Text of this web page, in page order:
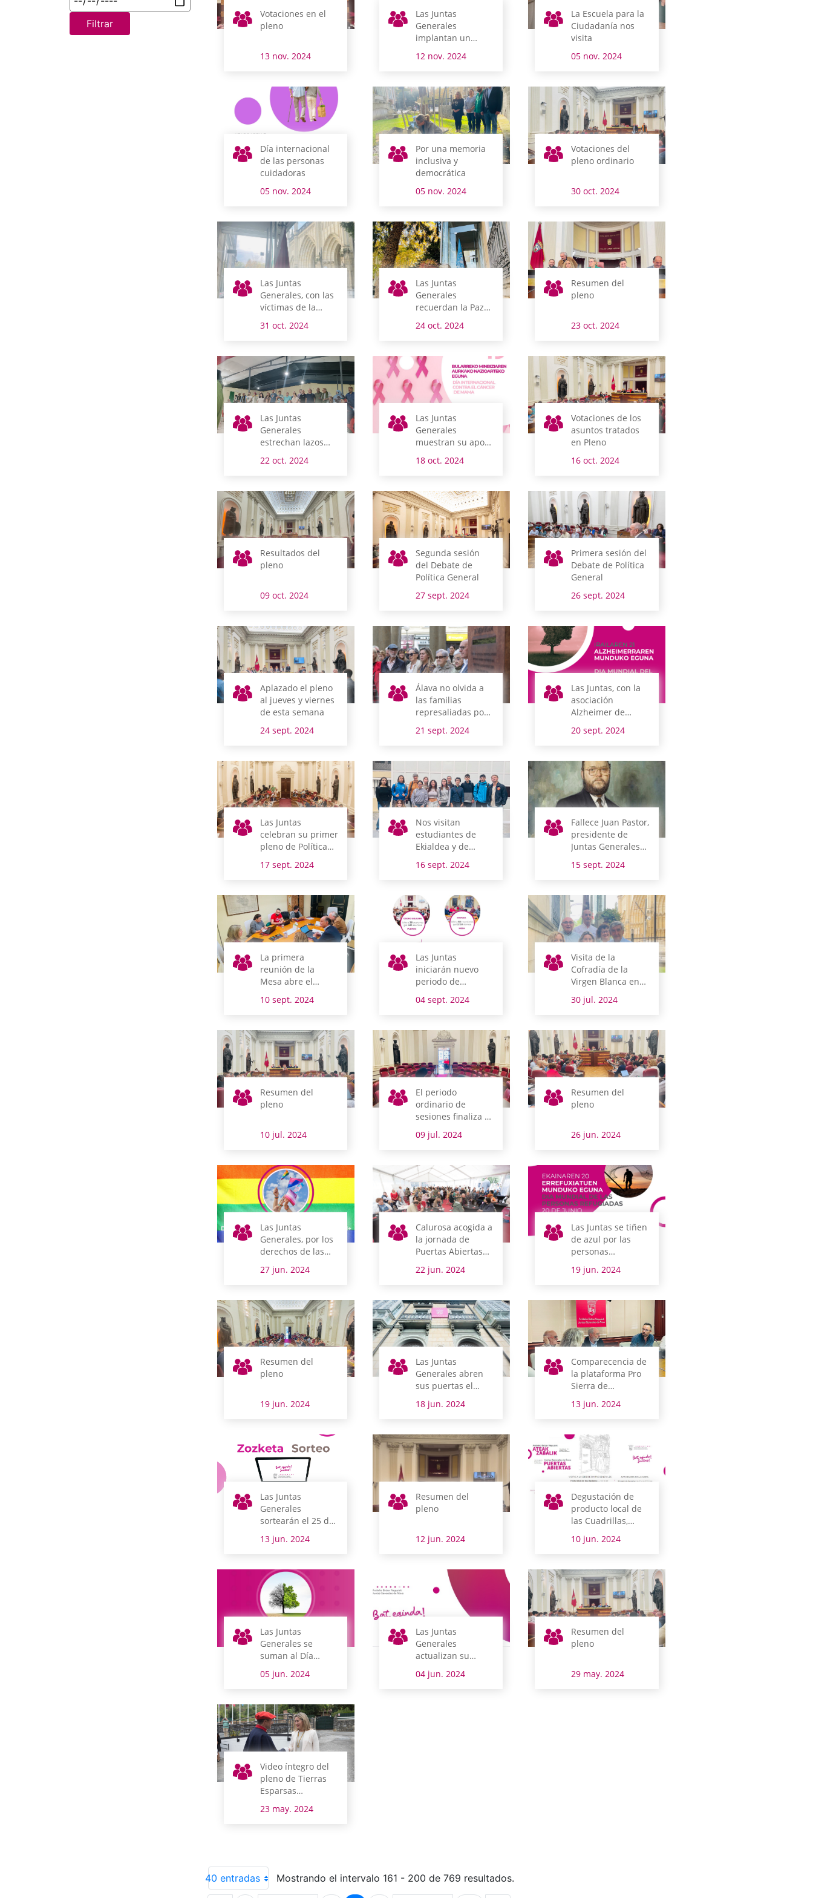
Filtrar
Votaciones en el
pleno
13 nov. 2024
Las Juntas
Generales
implantan un
para prevenir y
acoso
12 nov. 2024
La Escuela para la
Ciudadanía nos
visita
05 nov. 2024
Día internacional
de las personas
cuidadoras
05 nov. 2024
Por una memoria
inclusiva y
democrática
05 nov. 2024
Votaciones del
pleno ordinario
30 oct. 2024
Las Juntas
Generales, con las
víctimas de la
31 oct. 2024
Las Juntas
Generales
recuerdan la Paz
Naciones Unidas
24 oct. 2024
Resumen del
pleno
23 oct. 2024
Las Juntas
Generales
estrechan lazos
saharaui refugiada
22 oct. 2024
Las Juntas
Generales
muestran su apoyo
alavesas afectadas
mama
18 oct. 2024
Votaciones de los
asuntos tratados
en Pleno
16 oct. 2024
Resultados del
pleno
09 oct. 2024
Segunda sesión
del Debate de
Política General
27 sept. 2024
Primera sesión del
Debate de Política
General
26 sept. 2024
Aplazado el pleno
al jueves y viernes
de esta semana
24 sept. 2024
Álava no olvida a
las familias
represaliadas por
21 sept. 2024
Las Juntas, con la
asociación
Alzheimer de
20 sept. 2024
Las Juntas
celebran su primer
pleno de Política
que viene
17 sept. 2024
Nos visitan
estudiantes de
Ekialdea y de
16 sept. 2024
Fallece Juan Pastor,
presidente de
Juntas Generales
15 sept. 2024
La primera
reunión de la
Mesa abre el
sesiones de Juntas
10 sept. 2024
Las Juntas
iniciarán nuevo
periodo de
90% de las
anterior
tramitadas
04 sept. 2024
Visita de la
Cofradía de la
Virgen Blanca en
vísperas de fiestas
de Vitoria-Gasteiz
30 jul. 2024
Resumen del
pleno
10 jul. 2024
El periodo
ordinario de
sesiones finaliza el
próximo 16 de julio
y el nuevo se
septiembre
09 jul. 2024
Resumen del
pleno
26 jun. 2024
Las Juntas
Generales, por los
derechos de las
27 jun. 2024
Calurosa acogida a
la jornada de
Puertas Abiertas
Generales
22 jun. 2024
Las Juntas se tiñen
de azul por las
personas
19 jun. 2024
Resumen del
pleno
19 jun. 2024
Las Juntas
Generales abren
sus puertas el
sábado con
imagen renovada,
degustación de
pintxos elaborados
con productos
alaveses
18 jun. 2024
Comparecencia de
la plataforma Pro
Sierra de
Cantabria
13 jun. 2024
Las Juntas
Generales
sortearán el 25 de
junio los equipos
informáticos que
gratuita
13 jun. 2024
Resumen del
pleno
12 jun. 2024
Degustación de
producto local de
las Cuadrillas,
música e historia
se dan la mano en
de la Jornada de
Puertas Abiertas
del parlamento
alavés
10 jun. 2024
Las Juntas
Generales se
suman al Día
Mundial del Medio
Ambiente
05 jun. 2024
Las Juntas
Generales
actualizan su
imagen con nuevo
lema
04 jun. 2024
Resumen del
pleno
29 may. 2024
Video íntegro del
pleno de Tierras
Esparsas
Okondo
23 may. 2024
40 entradas Mostrando el intervalo 161 - 200 de 769 resultados.